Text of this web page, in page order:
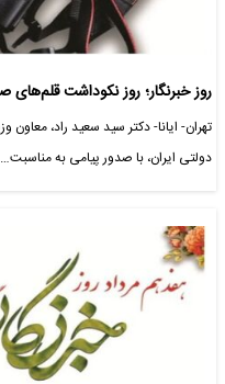
روز خبرنگار؛ روز نکوداشت
تهران- ایانا- دکتر سید سعید راد، معاون
دولتی ایران، با صدور پیامی به مناسبت…